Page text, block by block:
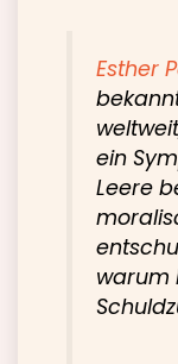
Esther
ein
Leere
warum